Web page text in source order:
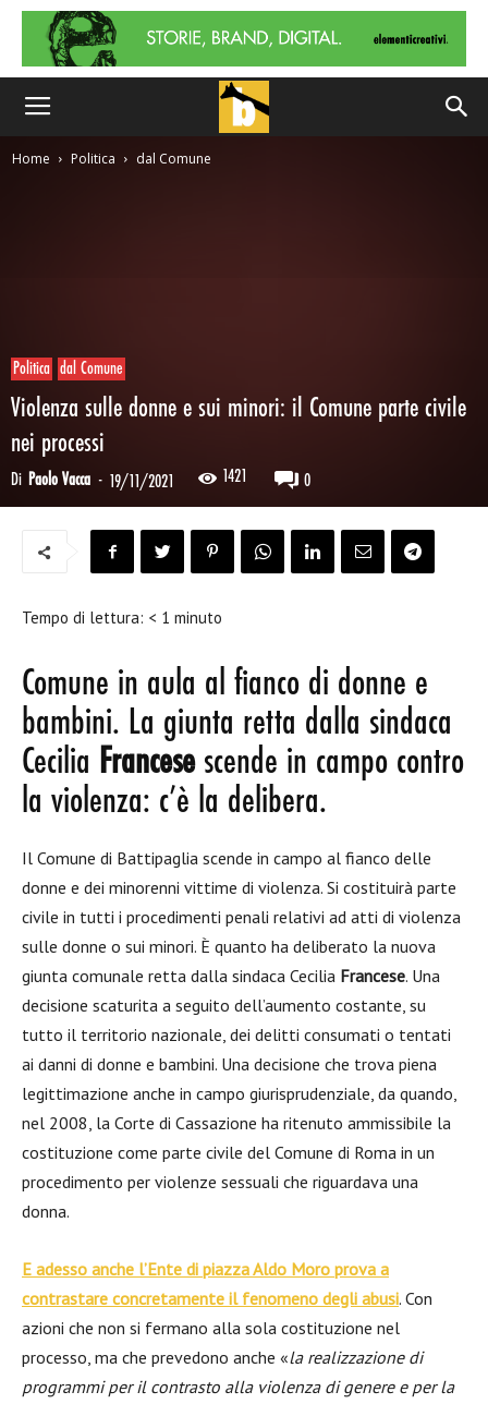
Home Politica dal Comune
Politica dal Comune
Violenza sulle donne e sui minori: il Comune parte civile
nei processi
Di Paolo Vacca - 19/11/2021 1421 0
Tempo di lettura: < 1 minuto
Comune in aula al fianco di donne e
bambini. La giunta retta dalla sindaca
Cecilia Francesescende in campo contro
la violenza: c’è la delibera.
Il Comune di Battipaglia scende in campo al fianco delle
donne e dei minorenni vittime di violenza. Si costituirà parte
civile in tutti i procedimenti penali relativi ad atti di violenza
sulle donne o sui minori. È quanto ha deliberato la nuova
giunta comunale retta dalla sindaca Cecilia Francese. Una
decisione scaturita a seguito dell’aumento costante, su
tutto il territorio nazionale, dei delitti consumati o tentati
ai danni di donne e bambini. Una decisione che trova piena
legittimazione anche in campo giurisprudenziale, da quando,
nel 2008, la Corte di Cassazione ha ritenuto ammissibile la
costituzione come parte civile del Comune di Roma in un
procedimento per violenze sessuali che riguardava una
donna.
E adesso anche l’Ente di piazza Aldo Moro prova a
contrastare concretamente il fenomeno degli abusi. Con
azioni che non si fermano alla sola costituzione nel
processo, ma che prevedono anche «la realizzazione di
programmi per il contrasto alla violenza di genere e per la